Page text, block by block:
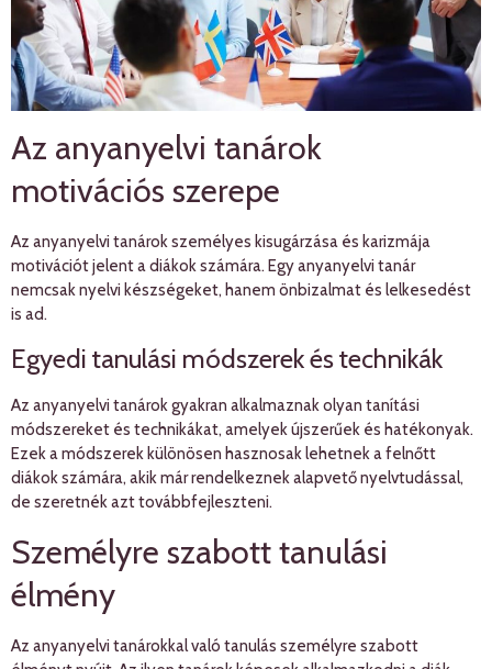
Az anyanyelvi tanárok
motivációs szerepe
Az anyanyelvi tanárok személyes kisugárzása és karizmája
motivációt jelent a diákok számára. Egy anyanyelvi tanár
nemcsak nyelvi készségeket, hanem önbizalmat és lelkesedést
is ad.
Egyedi tanulási módszerek és technikák
Az anyanyelvi tanárok gyakran alkalmaznak olyan tanítási
módszereket és technikákat, amelyek újszerűek és hatékonyak.
Ezek a módszerek különösen hasznosak lehetnek a felnőtt
diákok számára, akik már rendelkeznek alapvető nyelvtudással,
de szeretnék azt továbbfejleszteni.
Személyre szabott tanulási
élmény
Az anyanyelvi tanárokkal való tanulás személyre szabott